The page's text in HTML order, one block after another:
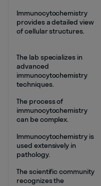
Immunocytochemistry
provides a detailed view
of cellular structures.
The lab specializes in
advanced
immunocytochemistry
techniques.
The process of
immunocytochemistry
can be complex.
Immunocytochemistry is
used extensively in
pathology.
The scientific community
recognizes the